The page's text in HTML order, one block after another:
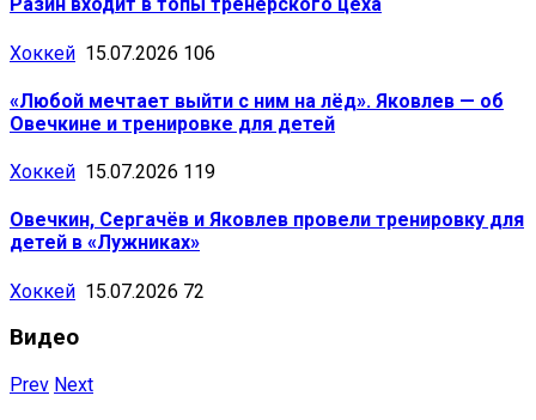
Хоккей 15.07.2026 106
«Любой мечтает выйти с ним на лёд». Яковлев — об
Овечкине и тренировке для детей
Хоккей 15.07.2026 119
Овечкин, Сергачёв и Яковлев провели тренировку для
детей в «Лужниках»
Хоккей 15.07.2026 72
Видео
Prev Next